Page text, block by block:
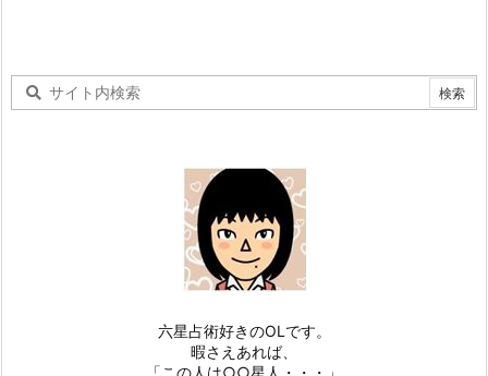
六星占術好きのOLです。
暇さえあれば、